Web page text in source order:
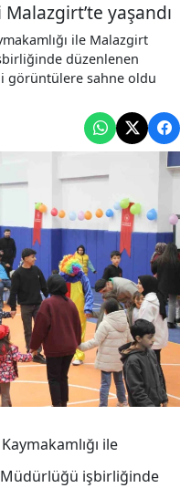
yaşandı
ile Malazgirt
düzenlenen
görüntülere sahne oldu
ile
işbirliğinde